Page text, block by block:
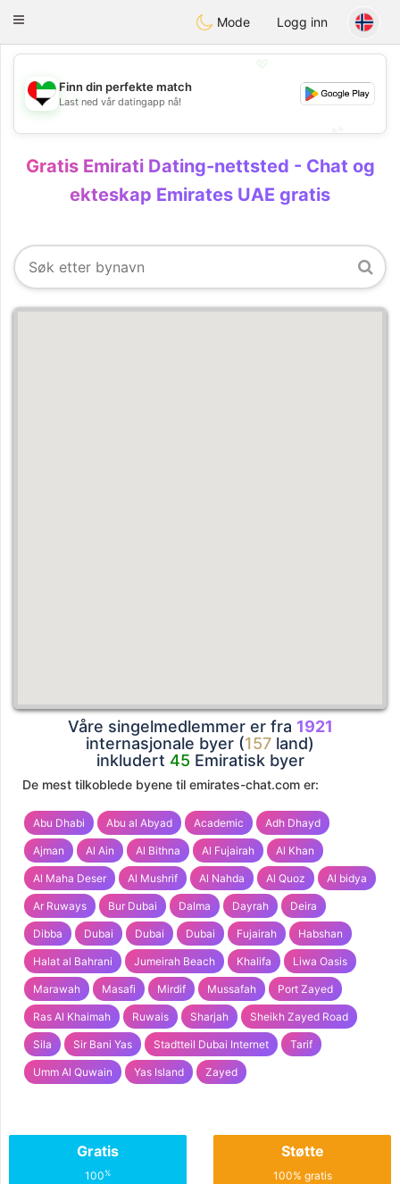
EmiratesChat
Toggle
Mode Logg inn
💖
💕
Finn din perfekte match
Last ned vår datingapp nå!
Gratis Emirati Dating-nettsted - Chat og
ekteskap Emirates UAE gratis
Våre singelmedlemmer er fra 1921
internasjonale byer (157 land)
inkludert 45 Emiratisk byer
De mest tilkoblede byene til emirates-chat.com er:
Abu Dhabi Abu al Abyad Academic Adh Dhayd
Ajman Al Ain Al Bithna Al Fujairah Al Khan
Al Maha Deser Al Mushrif Al Nahda Al Quoz Al bidya
Ar Ruways Bur Dubai Dalma Dayrah Deira
Dibba Dubai Dubai Dubai Fujairah Habshan
Halat al Bahrani Jumeirah Beach Khalifa Liwa Oasis
Marawah Masafi Mirdif Mussafah Port Zayed
Ras Al Khaimah Ruwais Sharjah Sheikh Zayed Road
Sila Sir Bani Yas Stadtteil Dubai Internet Tarif
Umm Al Quwain Yas Island Zayed
Gratis
100%
Støtte
100% gratis